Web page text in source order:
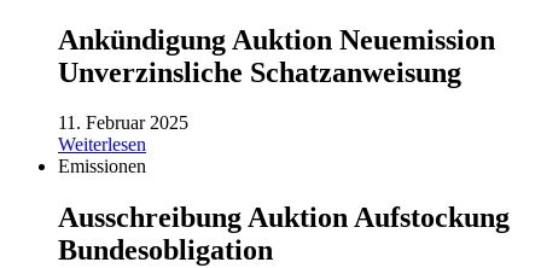
Ankündigung Auktion Neuemission
Unverzinsliche Schatzanweisung
11. Februar 2025
Weiterlesen
Emissionen
Ausschreibung Auktion Aufstockung
Bundesobligation